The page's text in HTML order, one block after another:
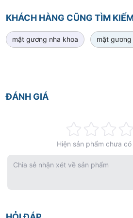
KHÁCH HÀNG CŨNG TÌM
mặt gương nha khoa mặt
ĐÁNH GIÁ
0%
Hiện sản phẩm chưa
Chia sẻ nhận xét về sản phẩm